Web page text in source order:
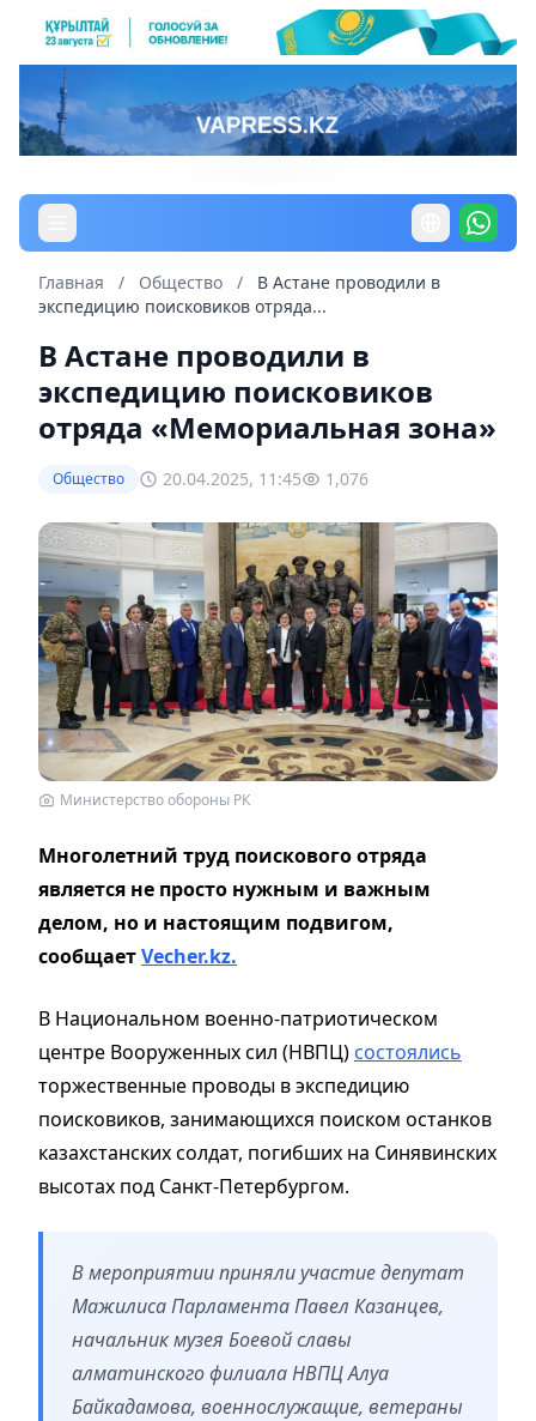
Главная / Общество /
В Астане проводили в
экспедицию поисковиков отряда...
В Астане проводили в
экспедицию поисковиков
отряда «Мемориальная зона»
Общество 20.04.2025, 11:45 1,076
Министерство обороны РК
Многолетний труд поискового отряда
является не просто нужным и важным
делом, но и настоящим подвигом,
сообщаетVecher.kz.
В Национальном военно-патриотическом
центре Вооруженных сил (НВПЦ) состоялись
торжественные проводы в экспедицию
поисковиков, занимающихся поиском останков
казахстанских солдат, погибших на Синявинских
высотах под Санкт-Петербургом.
В мероприятии приняли участие депутат
Мажилиса Парламента Павел Казанцев,
начальник музея Боевой славы
алматинского филиала НВПЦ Алуа
Байкадамова, военнослужащие, ветераны